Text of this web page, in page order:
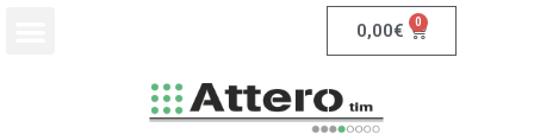
0,00€ 0